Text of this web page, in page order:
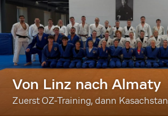
Von Linz nach Almaty
Zuerst OZ-Training, dann Kasachstan